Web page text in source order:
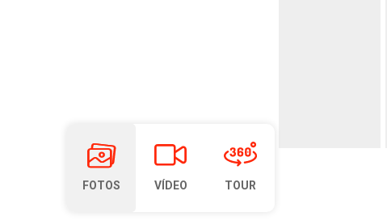
FOTOS VÍDEO TOUR